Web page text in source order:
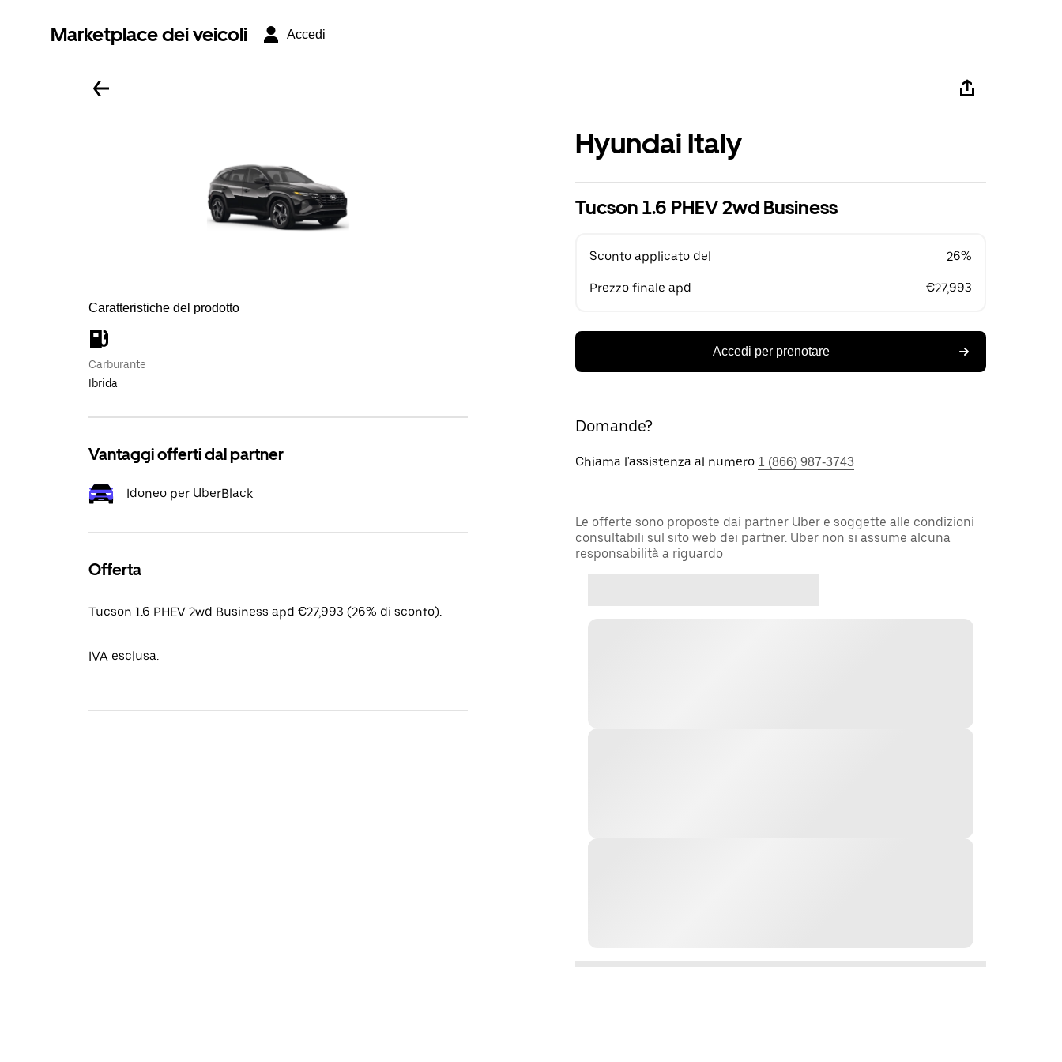
Marketplace dei veicoli Accedi
Caratteristiche del prodotto
Carburante
Ibrida
Vantaggi offerti dal partner
Idoneo per UberBlack
Offerta
Tucson 1.6 PHEV 2wd Business apd €27,993 (26% di sconto).
IVA esclusa.
Hyundai Italy
Tucson 1.6 PHEV 2wd Business
Sconto applicato del 26%
Prezzo finale apd €27,993
Accedi per prenotare
Domande?
Chiama l'assistenza al numero 1 (866) 987-3743
Le offerte sono proposte dai partner Uber e soggette alle condizioni
consultabili sul sito web dei partner. Uber non si assume alcuna
responsabilità a riguardo